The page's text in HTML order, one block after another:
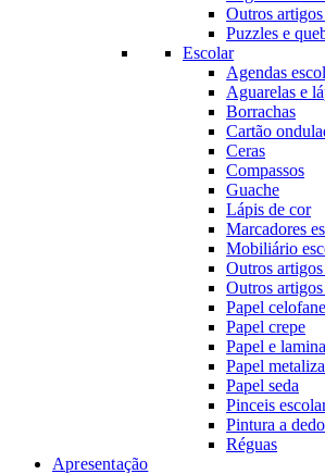
Outros
Puzzles e
Escolar
Agendas
Aguarelas e
Borrachas
Cartão
Ceras
Compassos
Guache
Lápis de cor
Marcadores
Mobiliário
Outros
Outros artigos
Papel celofane
Papel crepe
Papel e
Papel
Papel seda
Pinceis
Pintura a
Réguas
Apresentação